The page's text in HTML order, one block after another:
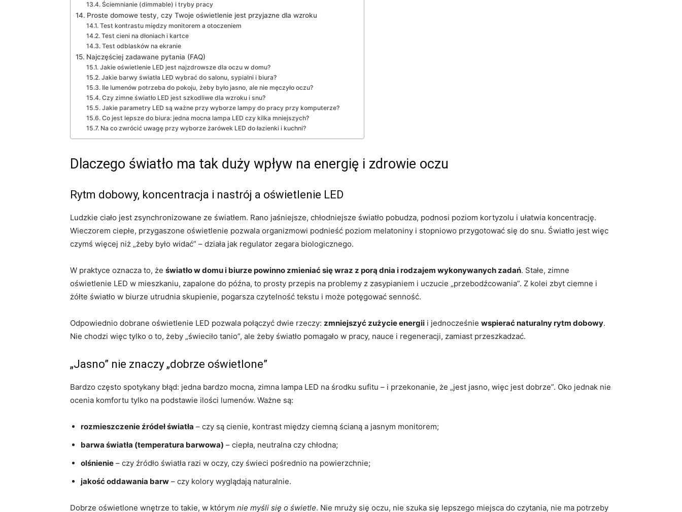
Ściemnianie (dimmable) i tryby pracy
Proste domowe testy, czy Twoje oświetlenie jest przyjazne dla wzroku
Test kontrastu między monitorem a otoczeniem
Test cieni na dłoniach i kartce
Test odblasków na ekranie
Najczęściej zadawane pytania (FAQ)
Jakie oświetlenie LED jest najzdrowsze dla oczu w domu?
Jakie barwy światła LED wybrać do salonu, sypialni i biura?
Ile lumenów potrzeba do pokoju, żeby było jasno, ale nie męczyło oczu?
Czy zimne światło LED jest szkodliwe dla wzroku i snu?
Jakie parametry LED są ważne przy wyborze lampy do pracy przy komputerze?
Co jest lepsze do biura: jedna mocna lampa LED czy kilka mniejszych?
Na co zwrócić uwagę przy wyborze żarówek LED do łazienki i kuchni?
Dlaczego światło ma tak duży wpływ na energię i zdrowie oczu
Rytm dobowy, koncentracja i nastrój a oświetlenie LED
Ludzkie ciało jest zsynchronizowane ze światłem. Rano jaśniejsze, chłodniejsze światło pobudza, podnosi poziom kortyzolu i ułatwia koncentrację.
Wieczorem ciepłe, przygaszone oświetlenie pozwala organizmowi podnieść poziom melatoniny i stopniowo przygotować się do snu. Światło jest więc
czymś więcej niż „żeby było widać” – działa jak regulator zegara biologicznego.
W praktyce oznacza to, że światło w domu i biurze powinno zmieniać się wraz z porą dnia i rodzajem wykonywanych zadań. Stałe, zimne
oświetlenie LED w mieszkaniu, zapalone do późna, to prosty przepis na problemy z zasypianiem i uczucie „przebodźcowania”. Z kolei zbyt ciemne i
żółte światło w biurze utrudnia skupienie, pogarsza czytelność tekstu i może potęgować senność.
Odpowiednio dobrane oświetlenie LED pozwala połączyć dwie rzeczy: zmniejszyć zużycie energii i jednocześnie wspierać naturalny rytm dobowy.
Nie chodzi więc tylko o to, żeby „świeciło tanio”, ale żeby światło pomagało w pracy, nauce i regeneracji, zamiast przeszkadzać.
„Jasno” nie znaczy „dobrze oświetlone”
Bardzo często spotykany błąd: jedna bardzo mocna, zimna lampa LED na środku sufitu – i przekonanie, że „jest jasno, więc jest dobrze”. Oko jednak nie
ocenia komfortu tylko na podstawie ilości lumenów. Ważne są:
rozmieszczenie źródeł światła – czy są cienie, kontrast między ciemną ścianą a jasnym monitorem;
barwa światła (temperatura barwowa) – ciepła, neutralna czy chłodna;
olśnienie – czy źródło światła razi w oczy, czy świeci pośrednio na powierzchnie;
jakość oddawania barw – czy kolory wyglądają naturalnie.
Dobrze oświetlone wnętrze to takie, w którym nie myśli się o świetle. Nie mruży się oczu, nie szuka się lepszego miejsca do czytania, nie ma potrzeby